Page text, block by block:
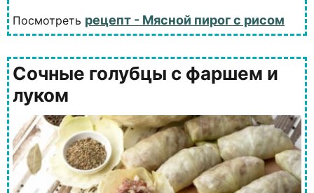
Посмотреть рецепт - Мясной пирог с рисом
Сочные голубцы с фаршем и
луком